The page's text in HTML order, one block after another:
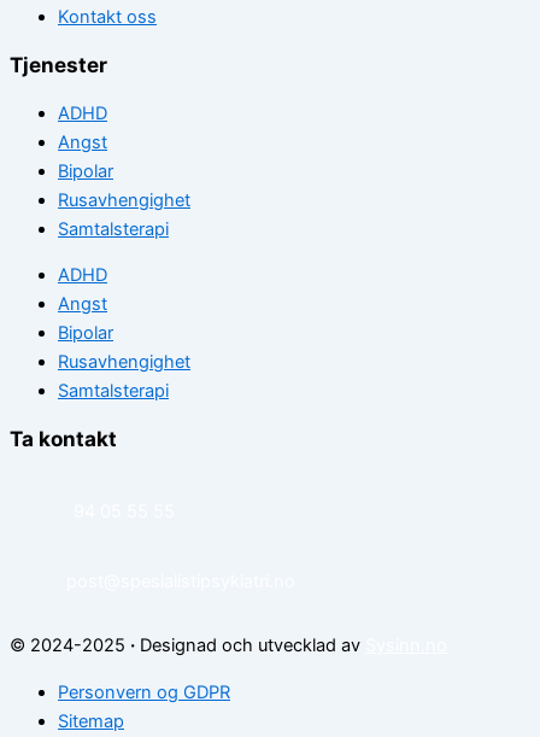
Kontakt oss
Tjenester
ADHD
Angst
Bipolar
Rusavhengighet
Samtalsterapi
ADHD
Angst
Bipolar
Rusavhengighet
Samtalsterapi
Ta kontakt
© 2024-2025 · Designad och utvecklad av
Personvern og GDPR
Sitemap